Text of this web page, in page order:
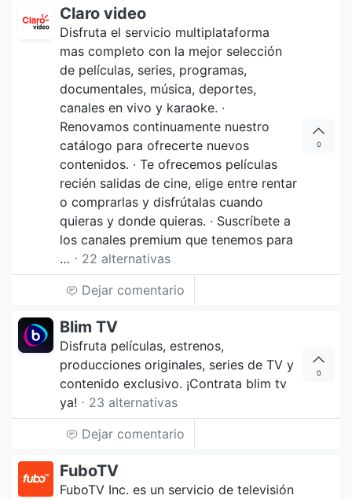
Claro video
Disfruta el servicio multiplataforma
mas completo con la mejor selección
de películas, series, programas,
documentales, música, deportes,
canales en vivo y karaoke. ∙
Renovamos continuamente nuestro
catálogo para ofrecerte nuevos
contenidos. ∙ Te ofrecemos películas
recién salidas de cine, elige entre rentar
o comprarlas y disfrútalas cuando
quieras y donde quieras. ∙ Suscríbete a
los canales premium que tenemos para
… ⋅ 22 alternativas
0
Dejar comentario
Blim TV
Disfruta películas, estrenos,
producciones originales, series de TV y
contenido exclusivo. ¡Contrata blim tv
ya! ⋅ 23 alternativas
0
Dejar comentario
FuboTV
FuboTV Inc. es un servicio de televisión